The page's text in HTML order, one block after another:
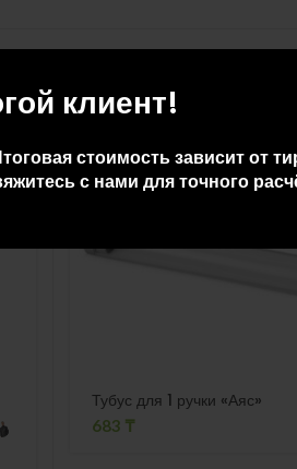
клиент!
стоимость зависит от
с нами для точного
Тубус для 1 ручки «Аяс»
683 ₸